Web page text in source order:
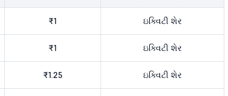
₹1 ઇક્વિટી શેર
₹1 ઇક્વિટી શેર
₹1.25 ઇક્વિટી શેર